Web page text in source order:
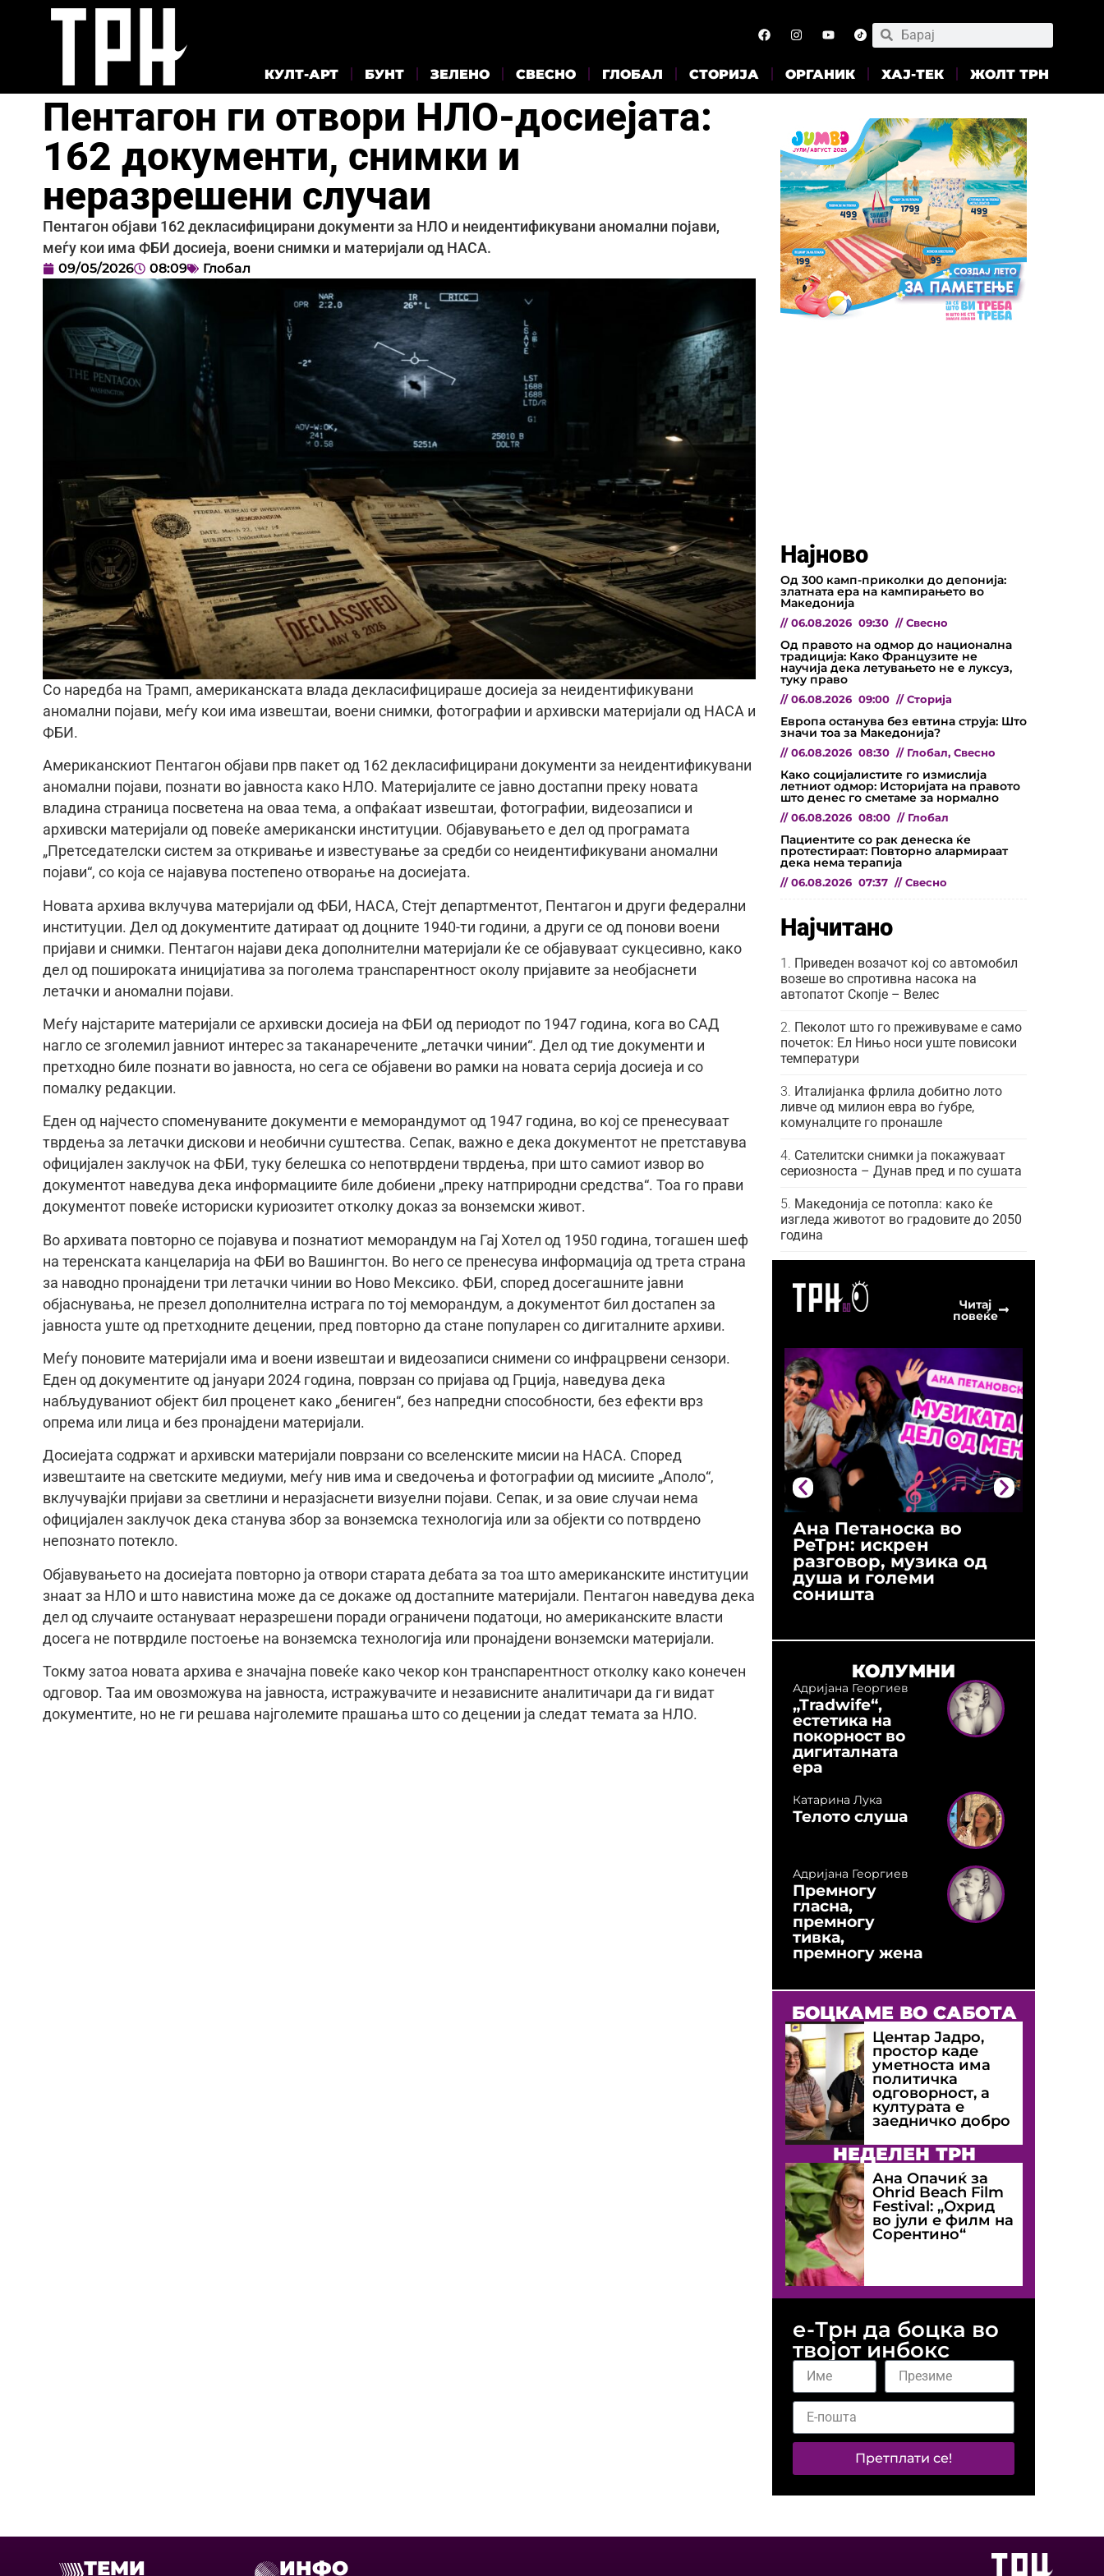
КУЛТ-АРТ БУНТ ЗЕЛЕНО СВЕСНО ГЛОБАЛ СТОРИЈА ОРГАНИК ХАЈ-ТЕК ЖОЛТ ТРН
Пентагон ги отвори НЛО-досиејата:
162 документи, снимки и
неразрешени случаи
Пентагон објави 162 декласифицирани документи за НЛО и неидентификувани аномални појави,
меѓу кои има ФБИ досиеја, воени снимки и материјали од НАСА.
09/05/2026 08:09 Глобал
Со наредба на Трамп, американската влада декласифицираше досиеја за неидентификувани
аномални појави, меѓу кои има извештаи, воени снимки, фотографии и архивски материјали од НАСА и
ФБИ.
Американскиот Пентагон објави прв пакет од 162 декласифицирани документи за неидентификувани
аномални појави, познати во јавноста како НЛО. Материјалите се јавно достапни преку новата
владина страница посветена на оваа тема, а опфаќаат извештаи, фотографии, видеозаписи и
архивски материјали од повеќе американски институции. Објавувањето е дел од програмата
„Претседателски систем за откривање и известување за средби со неидентификувани аномални
појави“, со која се најавува постепено отворање на досиејата.
Новата архива вклучува материјали од ФБИ, НАСА, Стејт департментот, Пентагон и други федерални
институции. Дел од документите датираат од доцните 1940-ти години, а други се од понови воени
пријави и снимки. Пентагон најави дека дополнителни материјали ќе се објавуваат сукцесивно, како
дел од пошироката иницијатива за поголема транспарентност околу пријавите за необјаснети
летачки и аномални појави.
Меѓу најстарите материјали се архивски досиеја на ФБИ од периодот по 1947 година, кога во САД
нагло се зголемил јавниот интерес за таканаречените „летачки чинии“. Дел од тие документи и
претходно биле познати во јавноста, но сега се објавени во рамки на новата серија досиеја и со
помалку редакции.
Еден од најчесто споменуваните документи е меморандумот од 1947 година, во кој се пренесуваат
тврдења за летачки дискови и необични суштества. Сепак, важно е дека документот не претставува
официјален заклучок на ФБИ, туку белешка со непотврдени тврдења, при што самиот извор во
документот наведува дека информациите биле добиени „преку натприродни средства“. Тоа го прави
документот повеќе историски куриозитет отколку доказ за вонземски живот.
Во архивата повторно се појавува и познатиот меморандум на Гај Хотел од 1950 година, тогашен шеф
на теренската канцеларија на ФБИ во Вашингтон. Во него се пренесува информација од трета страна
за наводно пронајдени три летачки чинии во Ново Мексико. ФБИ, според досегашните јавни
објаснувања, не презел дополнителна истрага по тој меморандум, а документот бил достапен за
јавноста уште од претходните децении, пред повторно да стане популарен со дигиталните архиви.
Меѓу поновите материјали има и воени извештаи и видеозаписи снимени со инфрацрвени сензори.
Еден од документите од јануари 2024 година, поврзан со пријава од Грција, наведува дека
набљудуваниот објект бил проценет како „бениген“, без напредни способности, без ефекти врз
опрема или лица и без пронајдени материјали.
Досиејата содржат и архивски материјали поврзани со вселенските мисии на НАСА. Според
извештаите на светските медиуми, меѓу нив има и сведочења и фотографии од мисиите „Аполо“,
вклучувајќи пријави за светлини и неразјаснети визуелни појави. Сепак, и за овие случаи нема
официјален заклучок дека станува збор за вонземска технологија или за објекти со потврдено
непознато потекло.
Објавувањето на досиејата повторно ја отвори старата дебата за тоа што американските институции
знаат за НЛО и што навистина може да се докаже од достапните материјали. Пентагон наведува дека
дел од случаите остануваат неразрешени поради ограничени податоци, но американските власти
досега не потврдиле постоење на вонземска технологија или пронајдени вонземски материјали.
Токму затоа новата архива е значајна повеќе како чекор кон транспарентност отколку како конечен
одговор. Таа им овозможува на јавноста, истражувачите и независните аналитичари да ги видат
документите, но не ги решава најголемите прашања што со децении ја следат темата за НЛО.
Најново
Од 300 камп-приколки до депонија:
златната ера на кампирањето во
Македонија
// 06.08.2026 09:30 // Свесно
Од правото на одмор до национална
традиција: Како Французите не
научија дека летувањето не е луксуз,
туку право
// 06.08.2026 09:00 // Сторија
Европа останува без евтина струја: Што
значи тоа за Македонија?
// 06.08.2026 08:30 // Глобал, Свесно
Како социјалистите го измислија
летниот одмор: Историјата на правото
што денес го сметаме за нормално
// 06.08.2026 08:00 // Глобал
Пациентите со рак денеска ќе
протестираат: Повторно алармираат
дека нема терапија
// 06.08.2026 07:37 // Свесно
Најчитано
Приведен возачот кој со автомобил
возеше во спротивна насока на
автопатот Скопје – Велес
Пеколот што го преживуваме е само
почеток: Ел Нињо носи уште повисоки
температури
Италијанка фрлила добитно лото
ливче од милион евра во ѓубре,
комуналците го пронашле
Сателитски снимки ја покажуваат
сериозноста – Дунав пред и по сушата
Македонија се потопла: како ќе
изгледа животот во градовите до 2050
година
Читај
повеќе
Ана Петаноска во
РеТрн: искрен
разговор, музика од
душа и големи
соништа
КОЛУМНИ
Адријана Георгиев
„Tradwife“,
естетика на
покорност во
дигиталната
ера
Катарина Лука
Телото слуша
Адријана Георгиев
Премногу
гласна,
премногу
тивка,
премногу жена
БОЦКАМЕ ВО САБОТА
Центар Јадро,
простор каде
уметноста има
политичка
одговорност, а
културата е
заедничко добро
НЕДЕЛЕН ТРН
Ана Опачиќ за
Оhrid Beach Film
Festival: „Охрид
во јули е филм на
Сорентино“
е-Трн да боцка во
твојот инбокс
Претплати се!
ТЕМИ ИНФО